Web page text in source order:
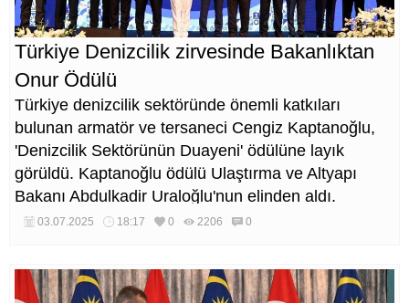
Türkiye Denizcilik zirvesinde Bakanlıktan
Onur Ödülü
Türkiye denizcilik sektöründe önemli katkıları
bulunan armatör ve tersaneci Cengiz Kaptanoğlu,
'Denizcilik Sektörünün Duayeni' ödülüne layık
görüldü. Kaptanoğlu ödülü Ulaştırma ve Altyapı
Bakanı Abdulkadir Uraloğlu'nun elinden aldı.
03.07.2025 18:17 0 2206 0